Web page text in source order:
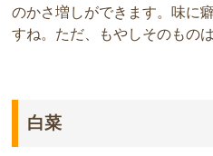
のかさ増しができます。味に
すね。ただ、もやしそのもの
白菜